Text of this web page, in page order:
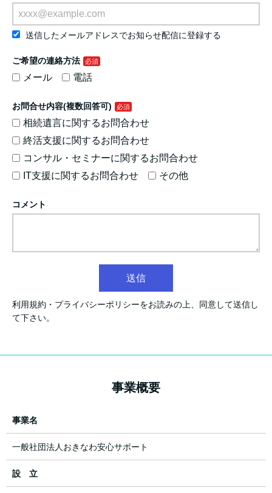
送信したメールアドレスでお知らせ配信に登録する
ご希望の連絡方法
メール 電話
お問合せ内容(複数回答可)
相続遺言に関するお問合わせ
終活支援に関するお問合わせ
コンサル・セミナーに関するお問合わせ
IT支援に関するお問合わせ
その他
コメント
送信
利用規約・プライバシーポリシーをお読みの上、同意して送信し
て下さい。
事業概要
事業名
一般社団法人おきなわ安心サポート
設 立